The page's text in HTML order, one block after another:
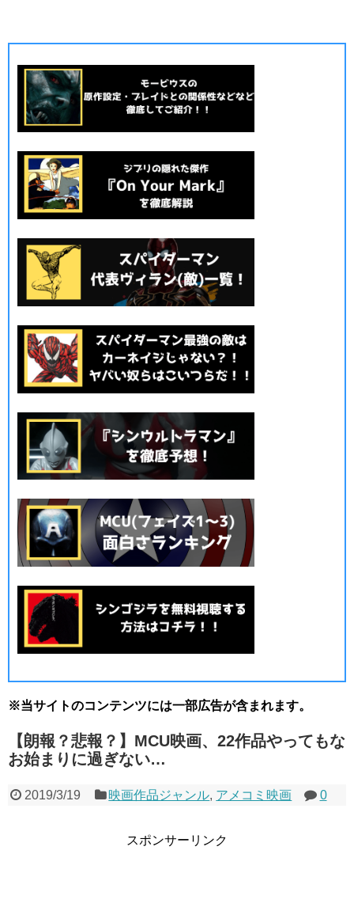
※当サイトのコンテンツには一部広告が含まれます。
【朗報？悲報？】MCU映画、22作品やってもな
お始まりに過ぎない…
2019/3/19 映画作品ジャンル, アメコミ映画 0
スポンサーリンク